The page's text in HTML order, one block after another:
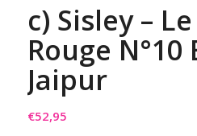
c) Sisley –
Rouge N°10
Jaipur
€52,95